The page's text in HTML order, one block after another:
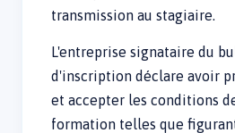
transmission au stagiaire.
L'entreprise signataire du
d'inscription déclare avoir
et accepter les conditions
formation telles que